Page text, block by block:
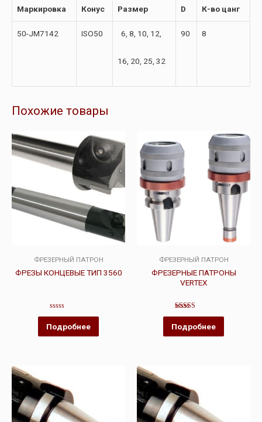
Маркировка Конус Размер D К-во цанг
50-JM7142 ISO50 6, 8, 10, 12,
16, 20, 25, 32
90 8
Похожие товары
ФРЕЗЕРНЫЙ ПАТРОН
ФРЕЗЫ КОНЦЕВЫЕ ТИП 3560
Оценка
из
5
Подробнее
ФРЕЗЕРНЫЙ ПАТРОН
ФРЕЗЕРНЫЕ ПАТРОНЫ
VERTEX
Оценка
из 5
Подробнее